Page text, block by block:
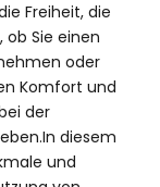
Freiheit, die
ob Sie einen
oder
Komfort und
der
diesem
und